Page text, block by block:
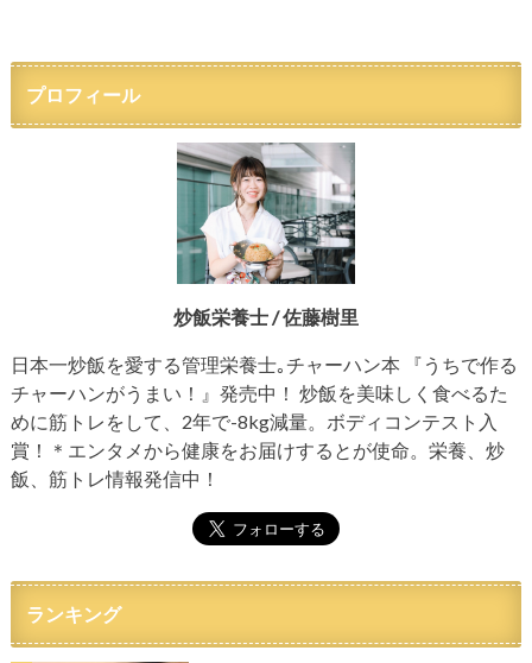
プロフィール
炒飯栄養士 / 佐藤樹里
日本一炒飯を愛する管理栄養士｡チャーハン本 『うちで作る
チャーハンがうまい！』発売中！ 炒飯を美味しく食べるた
めに筋トレをして、2年で-8kg減量。ボディコンテスト入
賞！＊エンタメから健康をお届けするとが使命。栄養、炒
飯、筋トレ情報発信中！
ランキング